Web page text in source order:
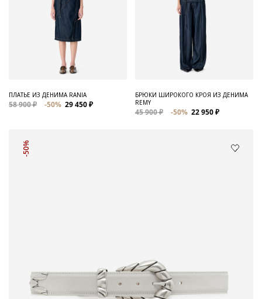
ПЛАТЬЕ ИЗ ДЕНИМА RANIA
58 900 ₽ -50% 29 450 ₽
БРЮКИ ШИРОКОГО КРОЯ ИЗ ДЕНИМА
REMY
45 900 ₽ -50% 22 950 ₽
-50%